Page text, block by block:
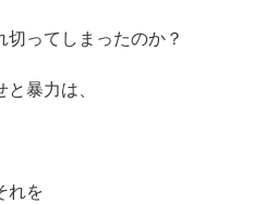
ってしまったのか？
暴力は、
れを